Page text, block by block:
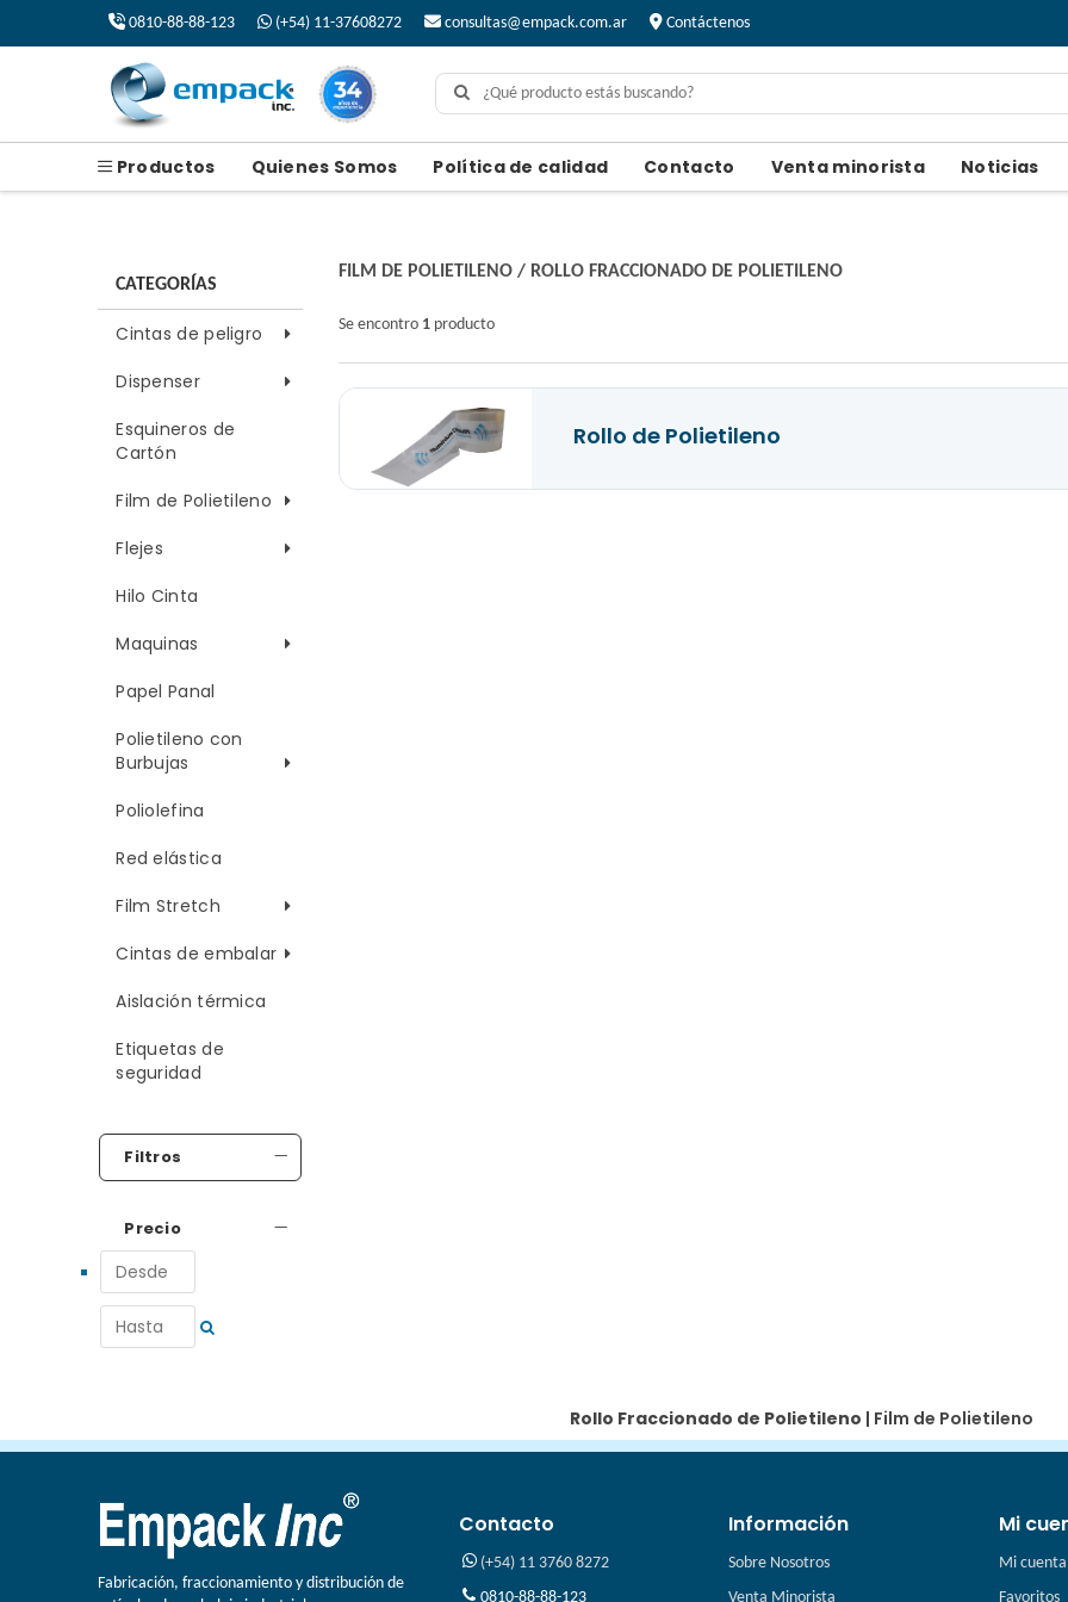
0810-88-88-123 (+54) 11-37608272 consultas@empack.com.ar Contáctenos
Productos Quienes Somos Política de calidad Contacto Venta minorista Noticias
CATEGORÍAS
Cintas de peligro
Dispenser
Esquineros de
Cartón
Film de Polietileno
Flejes
Hilo Cinta
Maquinas
Papel Panal
Polietileno con
Burbujas
Poliolefina
Red elástica
Film Stretch
Cintas de embalar
Aislación térmica
Etiquetas de
seguridad
Filtros
Precio
FILM DE POLIETILENO/ ROLLO FRACCIONADO DE POLIETILENO
Se encontro 1 producto
Rollo de Polietileno
Rollo Fraccionado de Polietileno | Film de Polietileno
Fabricación, fraccionamiento y distribución de
Contacto
(+54) 11 3760 8272
0810-88-88-123
Información
Sobre Nosotros
Venta Minorista
Mi
Mi cuenta
Favoritos